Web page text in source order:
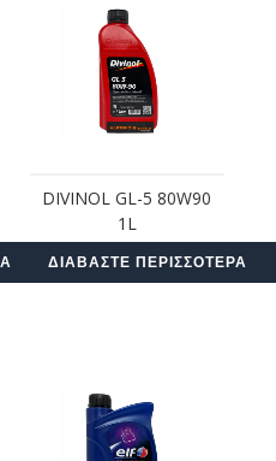
DIVINOL GL-5 80W90
1L
ΔΙΑΒΆΣΤΕ ΠΕΡΙΣΣΌΤΕΡΑ